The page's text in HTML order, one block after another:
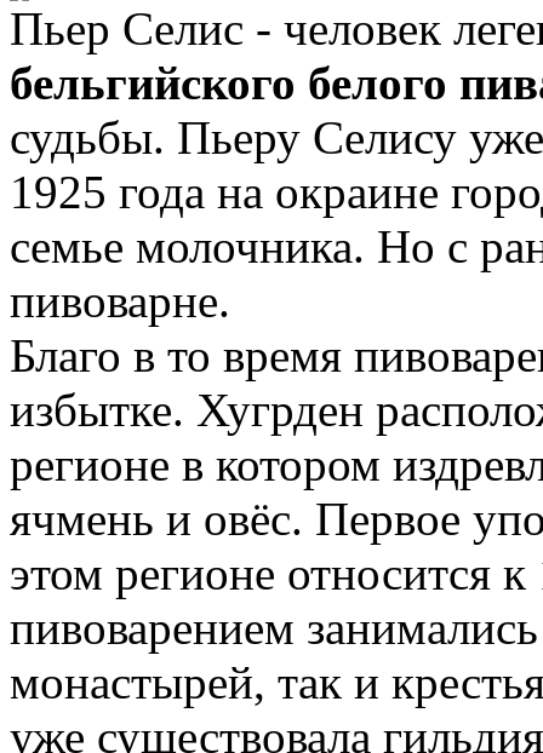
Пьер Селис - человек
бельгийского белого
судьбы. Пьеру Селису
1925 года на окраине
семье молочника. Но с
пивоварне.
Благо в то время
избытке. Хугрден
регионе в котором
ячмень и овёс. Первое
этом регионе относится
пивоварением
монастырей, так и
уже существовала